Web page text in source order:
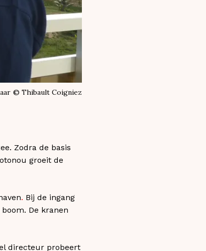
© Thibault Coigniez
Zodra de basis
groeit de
. Bij de ingang
De kranen
directeur probeert